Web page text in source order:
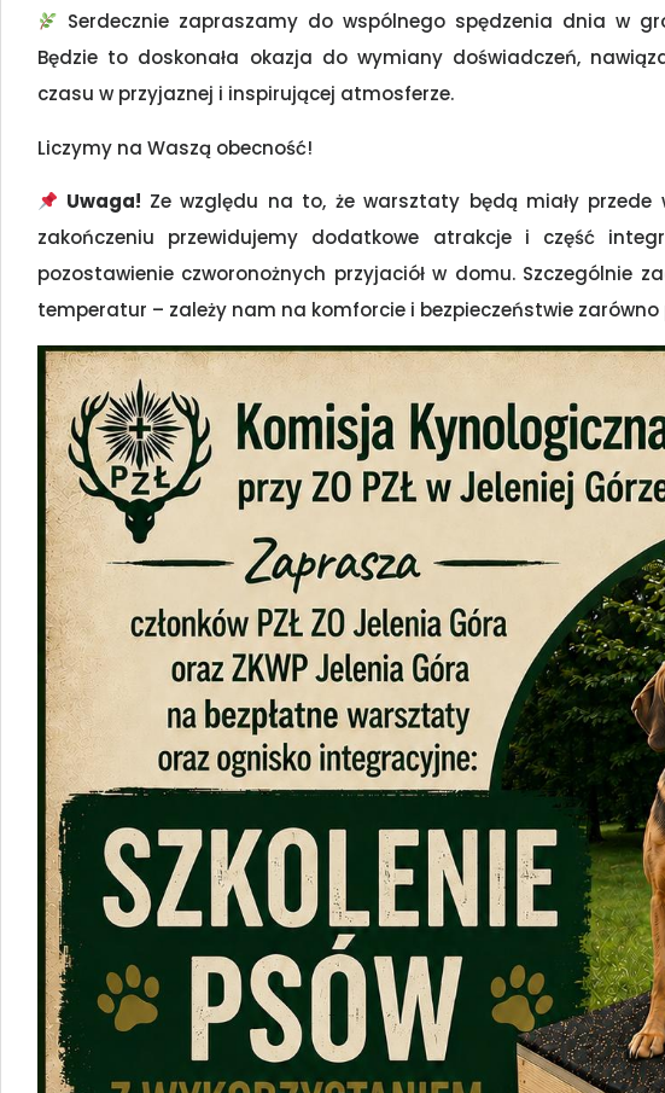
Serdecznie zapraszamy do wspólnego spędzenia dnia w
Będzie to doskonała okazja do wymiany doświadczeń,
czasu w przyjaznej i inspirującej atmosferze.
Liczymy na Waszą obecność!
Uwaga! Ze względu na to, że warsztaty będą miały
zakończeniu przewidujemy dodatkowe atrakcje i część
pozostawienie czworonożnych przyjaciół w domu. Szczególnie
temperatur – zależy nam na komforcie i bezpieczeństwie zarówno